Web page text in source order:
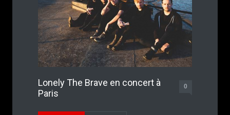
Lonely The Brave en concert à
Paris
0